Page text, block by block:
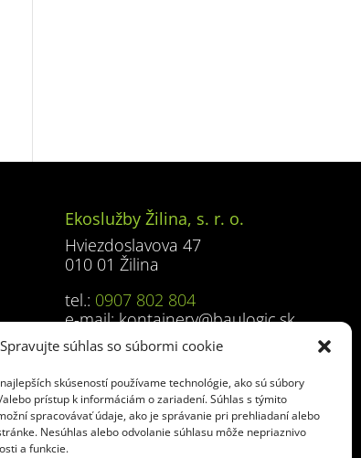
Spravujte súhlas so súbormi cookie
skúseností používame technológie, ako sú súbory
prístup k informáciám o zariadení. Súhlas s týmito
spracovávať údaje, ako je správanie pri prehliadaní alebo
Nesúhlas alebo odvolanie súhlasu môže nepriaznivo
a funkcie.
Ekoslužby Žilina, s. r. o.
Hviezdoslavova 47
010 01 Žilina
tel.: 0907 802 804
e-mail:kontajnery@baulogic.sk